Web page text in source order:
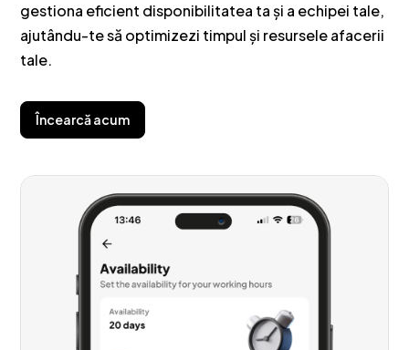
gestiona eficient disponibilitatea ta și a echipei tale,
ajutându-te să optimizezi timpul și resursele afacerii
tale.
Încearcă acum